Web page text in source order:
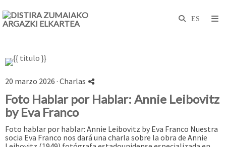
20 marzo 2026 · Charlas
Foto Hablar por Hablar: Annie Leibovitz
by Eva Franco
Foto hablar por hablar: Annie Leibovitz by Eva Franco Nuestra
socia Eva Franco nos dará una charla sobre la obra de Annie